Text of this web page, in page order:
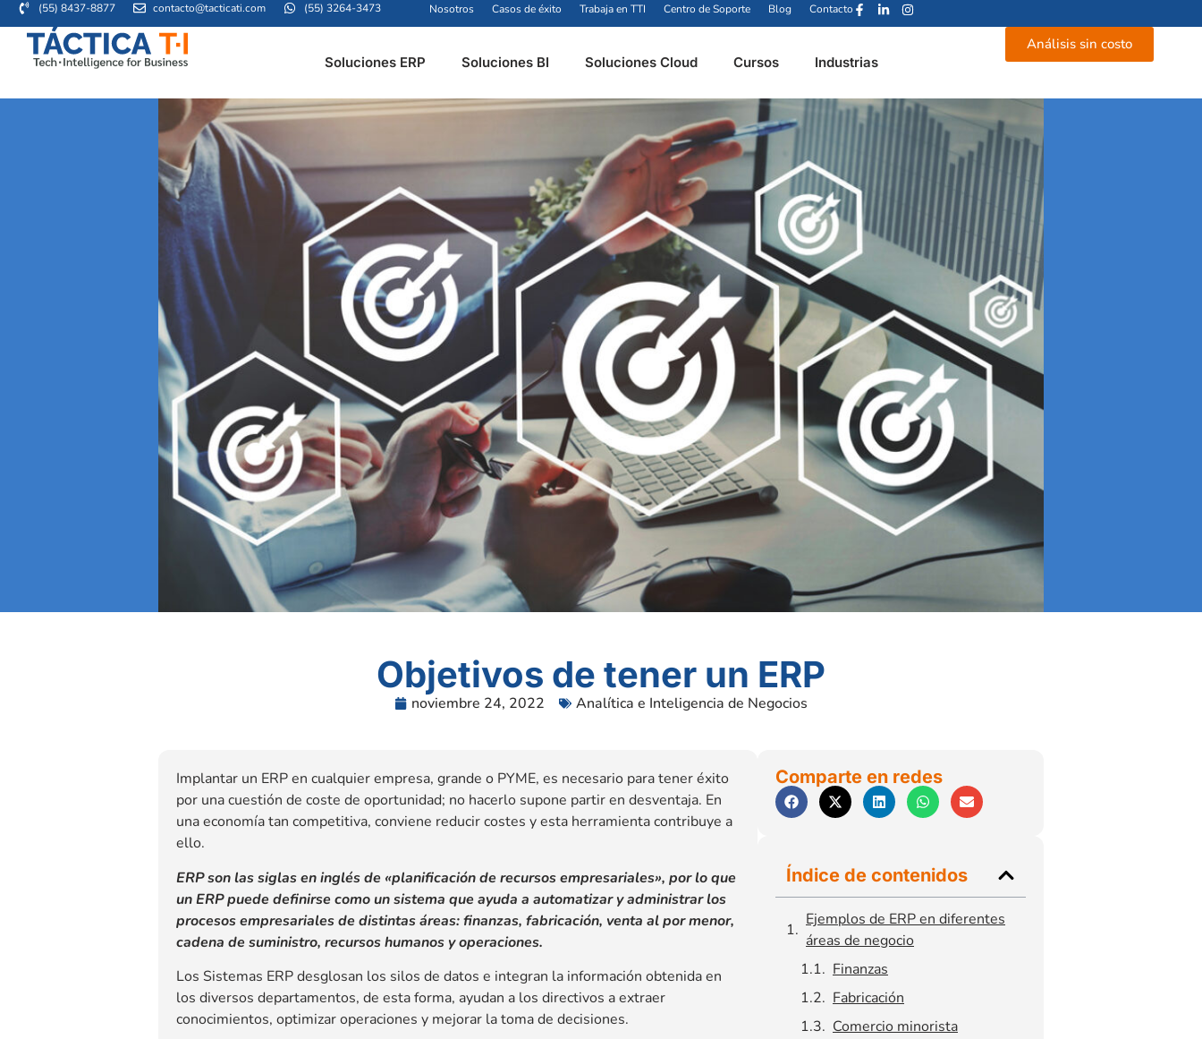
(55) 8437-8877 contacto@tacticati.com (55) 3264-3473 Nosotros Casos de éxito Trabaja en TTI Centro de Soporte Blog Contacto
Soluciones ERP Soluciones BI Soluciones Cloud Cursos Industrias
Análisis sin costo
Objetivos de tener un ERP
noviembre 24, 2022 Analítica e Inteligencia de Negocios
Implantar un ERP en cualquier empresa, grande o PYME, es necesario para tener éxito
por una cuestión de coste de oportunidad; no hacerlo supone partir en desventaja. En
una economía tan competitiva, conviene reducir costes y esta herramienta contribuye a
ello.
ERP son las siglas en inglés de «planificación de recursos empresariales», por lo que
un ERP puede definirse como un sistema que ayuda a automatizar y administrar los
procesos empresariales de distintas áreas: finanzas, fabricación, venta al por menor,
cadena de suministro, recursos humanos y operaciones.
Los Sistemas ERP desglosan los silos de datos e integran la información obtenida en
los diversos departamentos, de esta forma, ayudan a los directivos a extraer
conocimientos, optimizar operaciones y mejorar la toma de decisiones.
Comparte en redes
Índice de contenidos
Ejemplos de ERP en diferentes
áreas de negocio
Finanzas
Fabricación
Comercio minorista